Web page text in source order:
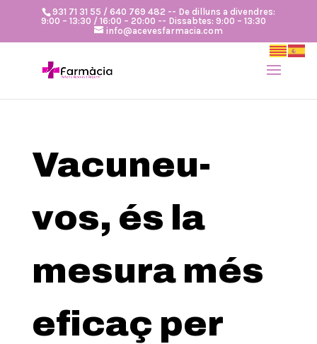
931 71 31 55 / 640 769 482 -- De dilluns a divendres:
9:00 – 13:30 / 16:00 – 20:00 -- Dissabtes: 9:00 – 13:30
info@acevesfarmacia.com
Vacuneu-
vos, és la
mesura més
eficaç per